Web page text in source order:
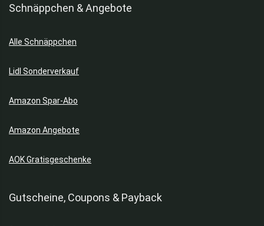
Schnäppchen & Angebote
Alle Schnäppchen
Lidl Sonderverkauf
Amazon Spar-Abo
Amazon Angebote
AOK Gratisgeschenke
Gutscheine, Coupons & Payback